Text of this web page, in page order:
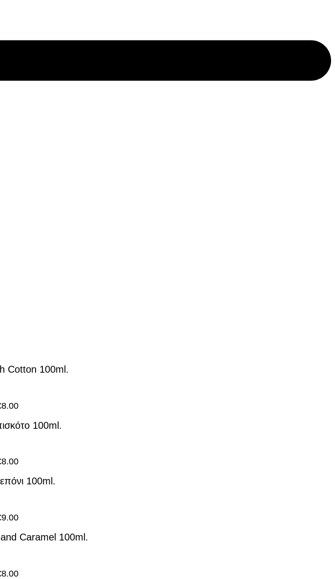
Cotton 100ml.
8.00
100ml.
8.00
100ml.
9.00
Caramel 100ml.
8.00